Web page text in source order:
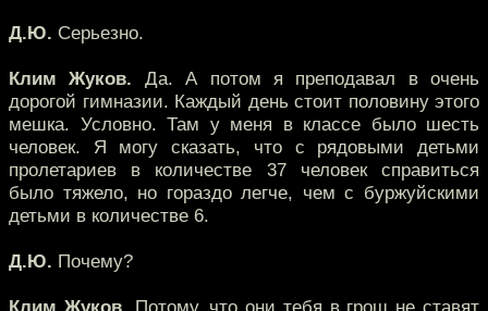
Д.Ю. Серьезно.
Клим Жуков. Да. А потом я преподавал в очень
дорогой гимназии. Каждый день стоит половину этого
мешка. Условно. Там у меня в классе было шесть
человек. Я могу сказать, что с рядовыми детьми
пролетариев в количестве 37 человек справиться
было тяжело, но гораздо легче, чем с буржуйскими
детьми в количестве 6.
Д.Ю. Почему?